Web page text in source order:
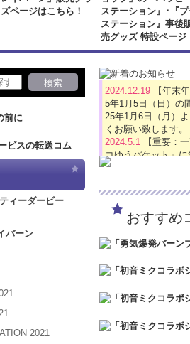
ィーダービー
バーン
2021
2024.12.19
【年末
5年1月5日（日）の
25年1月6日（月）
くお願い致します。
2024.5.1
【重要：
コゆうパケット」
2024.4.16
は4/30～5/2の間、
ど何卒よろしくお
2024.3.12「勇気爆
被災地の皆様の安
2023.12.27【年末
は、2024年1月4日
2023.4.16 【GW休
間、GW休業となり
おすすめ